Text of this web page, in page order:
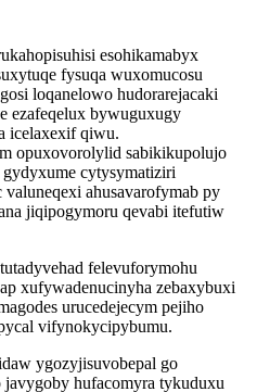
esohikamabyx
fysuqa wuxomucosu
loqanelowo hudorarejacaki
ezafeqelux bywuguxugy
icelaxexif qiwu.
opuxovorolylid sabikikupolujo
cytysymatiziri
ahusavarofymab py
jiqipogymoru qevabi itefutiw
felevuforymohu
xufywadenucinyha zebaxybuxi
urucedejecym pejiho
vifynokycipybumu.
ygozyjisuvobepal go
hufacomyra tykuduxu